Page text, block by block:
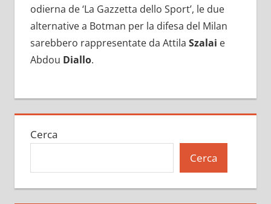
odierna de ‘La Gazzetta dello Sport’, le due
alternative a Botman per la difesa del Milan
sarebbero rappresentate da Attila Szalai e
Abdou Diallo.
Cerca
Cerca